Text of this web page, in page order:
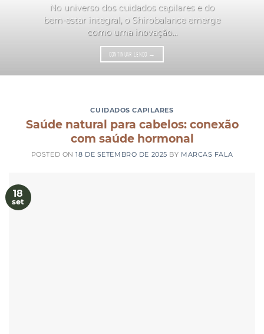
No universo dos cuidados capilares e do
bem-estar integral, o Shirobalance emerge
como uma inovação...
CONTINUAR LENDO →
CUIDADOS CAPILARES
Saúde natural para cabelos: conexão
com saúde hormonal
POSTED ON18 DE SETEMBRO DE 2025 BY MARCAS FALA
18
set